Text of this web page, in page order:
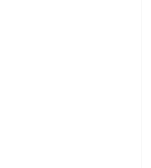
hvězdiček.
hvězdiček.